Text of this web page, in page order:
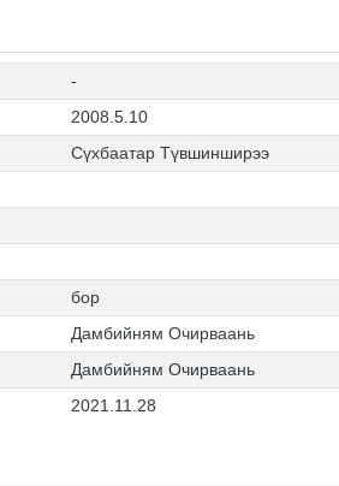
-
2008.5.10
Сүхбаатар Түвшинширээ
бор
Дамбийням Очирваань
Дамбийням Очирваань
2021.11.28